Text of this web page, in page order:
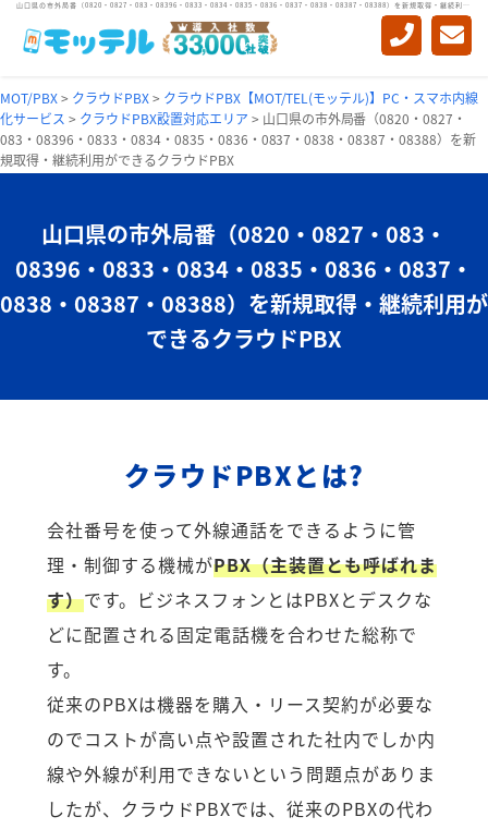
山口県の市外局番（0820・0827・083・08396・0833・0834・0835・0836・0837・0838・08387・08388）を新規取得・継続利用ができるクラウドPBX
MOT/PBX> クラウドPBX> クラウドPBX【MOT/TEL(モッテル)】PC・スマホ内線
化サービス > クラウドPBX設置対応エリア > 山口県の市外局番（0820・0827・
083・08396・0833・0834・0835・0836・0837・0838・08387・08388）を新
規取得・継続利用ができるクラウドPBX
山口県の市外局番（0820・0827・083・
08396・0833・0834・0835・0836・0837・
0838・08387・08388）を新規取得・継続利用が
できるクラウドPBX
クラウドPBXとは?
会社番号を使って外線通話をできるように管
理・制御する機械がPBX（主装置とも呼ばれま
す）です。ビジネスフォンとはPBXとデスクな
どに配置される固定電話機を合わせた総称で
す。
従来のPBXは機器を購入・リース契約が必要な
のでコストが高い点や設置された社内でしか内
線や外線が利用できないという問題点がありま
したが、クラウドPBXでは、従来のPBXの代わ